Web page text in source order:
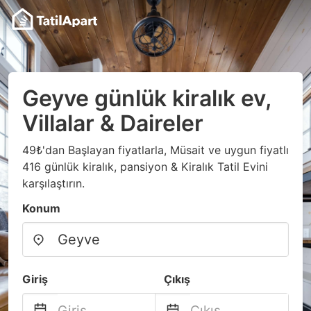
Geyve günlük kiralık ev,
Villalar & Daireler
49₺'dan Başlayan fiyatlarla, Müsait ve uygun fiyatlı
416 günlük kiralık, pansiyon & Kiralık Tatil Evini
karşılaştırın.
Konum
Giriş Çıkış